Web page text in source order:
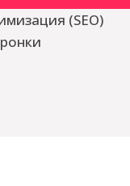
(SEO)